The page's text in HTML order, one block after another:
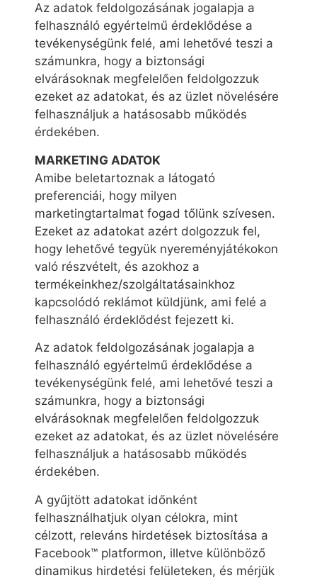
Az adatok feldolgozásának jogalapja a
felhasználó egyértelmű érdeklődése a
tevékenységünk felé, ami lehetővé teszi a
számunkra, hogy a biztonsági
elvárásoknak megfelelően feldolgozzuk
ezeket az adatokat, és az üzlet növelésére
felhasználjuk a hatásosabb működés
érdekében.
MARKETING ADATOK
Amibe beletartoznak a látogató
preferenciái, hogy milyen
marketingtartalmat fogad tőlünk szívesen.
Ezeket az adatokat azért dolgozzuk fel,
hogy lehetővé tegyük nyereményjátékokon
való részvételt, és azokhoz a
termékeinkhez/szolgáltatásainkhoz
kapcsolódó reklámot küldjünk, ami felé a
felhasználó érdeklődést fejezett ki.
Az adatok feldolgozásának jogalapja a
felhasználó egyértelmű érdeklődése a
tevékenységünk felé, ami lehetővé teszi a
számunkra, hogy a biztonsági
elvárásoknak megfelelően feldolgozzuk
ezeket az adatokat, és az üzlet növelésére
felhasználjuk a hatásosabb működés
érdekében.
A gyűjtött adatokat időnként
felhasználhatjuk olyan célokra, mint
célzott, releváns hirdetések biztosítása a
Facebook™ platformon, illetve különböző
dinamikus hirdetési felületeken, és mérjük